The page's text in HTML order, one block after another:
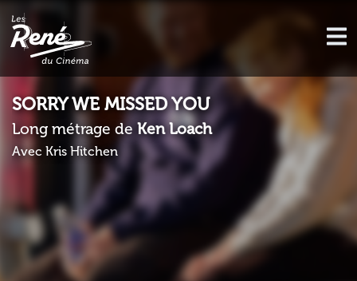
SORRY WE MISSED YOU
Long métrage de Ken Loach
Avec Kris Hitchen